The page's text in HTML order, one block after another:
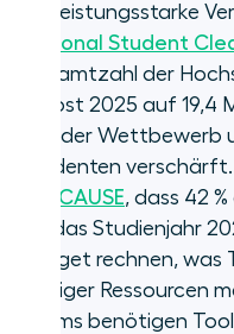
wie leistungsstarke
National Student
Gesamtzahl der
Herbst 2025 auf 19,4
sich der Wettbewerb
Studenten
EDUCAUSE, dass 42
für das Studienjahr
Budget rechnen,
weniger Ressourcen
Teams benötigen